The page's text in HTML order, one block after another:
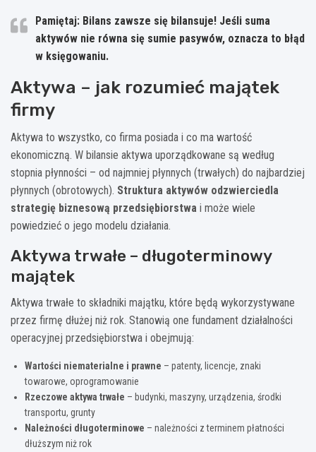
Pamiętaj: Bilans zawsze się bilansuje! Jeśli suma
aktywów nie równa się sumie pasywów, oznacza to błąd
w księgowaniu.
Aktywa – jak rozumieć majątek
firmy
Aktywa to wszystko, co firma posiada i co ma wartość
ekonomiczną. W bilansie aktywa uporządkowane są według
stopnia płynności – od najmniej płynnych (trwałych) do najbardziej
płynnych (obrotowych). Struktura aktywów odzwierciedla
strategię biznesową przedsiębiorstwa i może wiele
powiedzieć o jego modelu działania.
Aktywa trwałe – długoterminowy
majątek
Aktywa trwałe to składniki majątku, które będą wykorzystywane
przez firmę dłużej niż rok. Stanowią one fundament działalności
operacyjnej przedsiębiorstwa i obejmują:
Wartości niematerialne i prawne – patenty, licencje, znaki
towarowe, oprogramowanie
Rzeczowe aktywa trwałe – budynki, maszyny, urządzenia, środki
transportu, grunty
Należności długoterminowe – należności z terminem płatności
dłuższym niż rok